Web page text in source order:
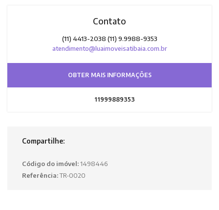
Contato
(11) 4413-2038 (11) 9.9988-9353
atendimento@luaimoveisatibaia.com.br
OBTER MAIS INFORMAÇÕES
11999889353
Compartilhe:
Código do imóvel:1498446
Referência:TR-0020